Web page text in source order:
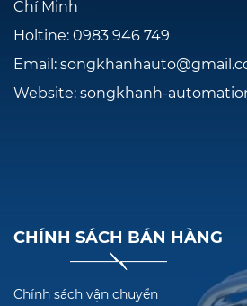
Chí Minh
Holtine: 0983 946 749
Email:
Website: songkhanh-
CHÍNH SÁCH BÁN HÀNG
Chính sách vận chuyển